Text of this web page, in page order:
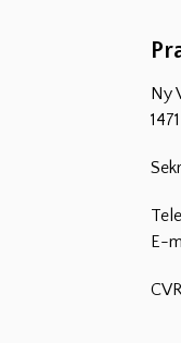
Ny
E-